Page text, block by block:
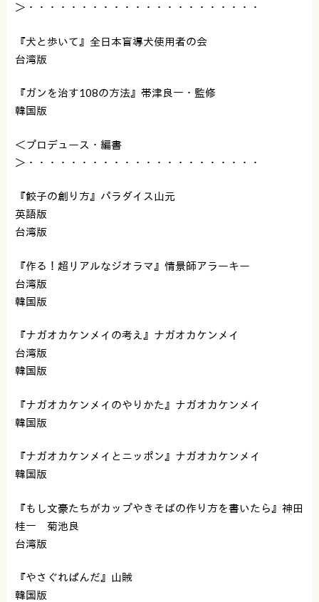
＞・・・・・・・・・・・・・・・・・・・・・・
『犬と歩いて』全日本盲導犬使用者の会
台湾版
『ガンを治す108の方法』帯津良一・監修
韓国版
＜プロデュース・編書
＞・・・・・・・・・・・・・・・・・・・・・・
『餃子の創り方』パラダイス山元
英語版
台湾版
『作る！超リアルなジオラマ』情景師アラーキー
台湾版
韓国版
『ナガオカケンメイの考え』ナガオカケンメイ
台湾版
韓国版
『ナガオカケンメイのやりかた』ナガオカケンメイ
韓国版
『ナガオカケンメイとニッポン』ナガオカケンメイ
韓国版
『もし文豪たちがカップやきそばの作り方を書いたら』神田
桂一 菊池良
台湾版
『やさぐれぱんだ』山賊
韓国版